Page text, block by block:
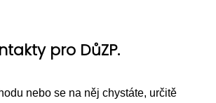
pro DůZP.
nebo se na něj chystáte, určitě